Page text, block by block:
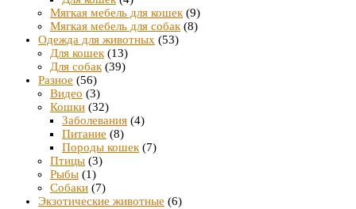
Мягкая мебель для кошек(9)
Мягкая мебель для собак(8)
Одежда для животных (53)
Для кошек(13)
Для собак(39)
Разное (56)
Видео (3)
Кошки (32)
Заболевания (4)
Питание (8)
Породы кошек(7)
Птицы (3)
Рыбы (1)
Собаки (7)
Экзотические животные (6)